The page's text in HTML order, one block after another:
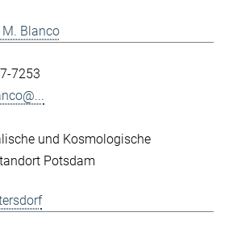
M. Blanco
7253
und Kosmologische
Potsdam